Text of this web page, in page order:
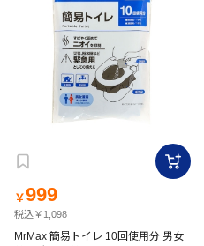
￥999
税込￥1,098
MrMax 簡易トイレ 10回使用分 男女